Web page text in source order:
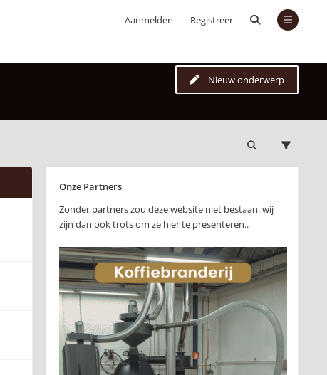
Aanmelden Registreer
Nieuw onderwerp
Onze Partners
Zonder partners zou deze website niet bestaan, wij
zijn dan ook trots om ze hier te presenteren..